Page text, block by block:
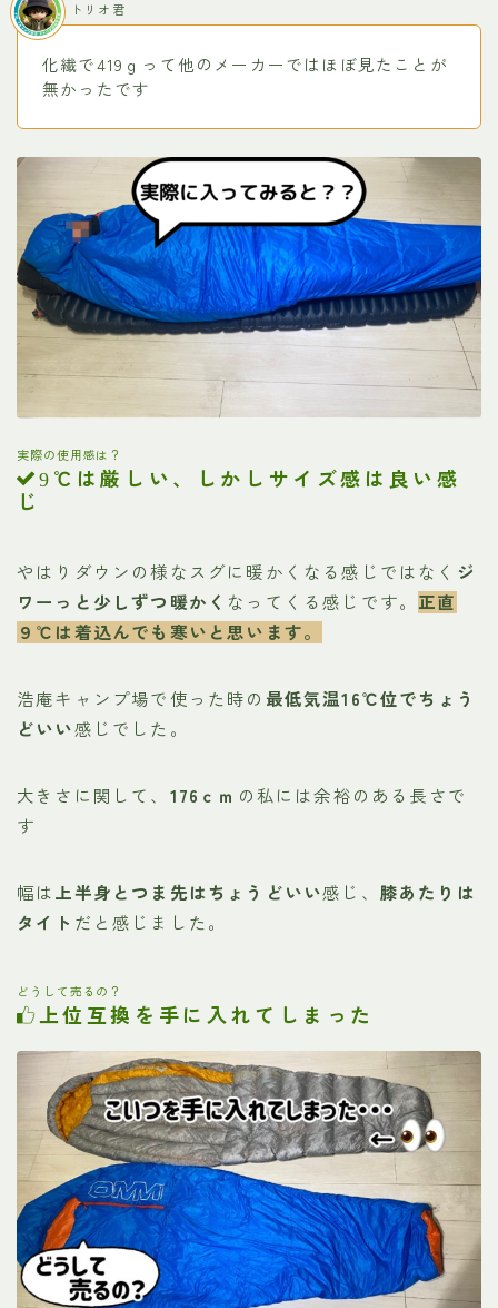
化繊で419ｇって他のメーカーではほぼ見たことが
無かったです
トリオ君
実際の使用感は？
9 ℃は厳しい、しかしサイズ感は良い感
じ
やはりダウンの様なスグに暖かくなる感じではなく ジ
ワーっと少しずつ暖かく なってくる感じです。 正直
９℃は着込んでも寒いと思います。
浩庵キャンプ場で使った時の 最低気温16℃位でちょう
どいい感じでした。
大きさに関して、 176ｃｍ の私には余裕のある長さで
す
幅は上半身とつま先はちょうどいい感じ、 膝あたりは
タイト だと感じました。
どうして売るの？
上位互換を手に入れてしまった